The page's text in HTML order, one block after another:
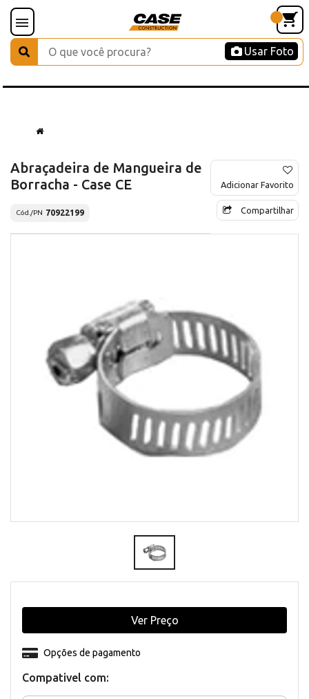
Usar Foto
Abraçadeira de Mangueira de
Borracha - Case CE
Cód./PN 70922199
Adicionar Favorito
Compartilhar
Compativel com:
Opções de pagamento
Ver Preço